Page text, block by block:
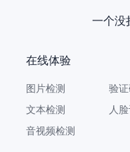
一个没
在线体验
图片检测
文本检测
音视频检测
验
人